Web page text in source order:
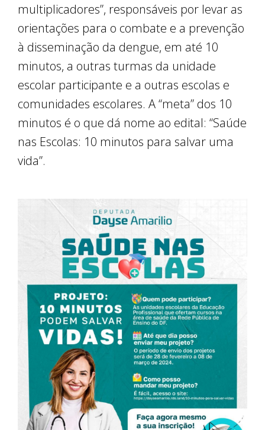
multiplicadores”, responsáveis por levar as
orientações para o combate e a prevenção
à disseminação da dengue, em até 10
minutos, a outras turmas da unidade
escolar participante e a outras escolas e
comunidades escolares. A “meta” dos 10
minutos é o que dá nome ao edital: “Saúde
nas Escolas: 10 minutos para salvar uma
vida”.